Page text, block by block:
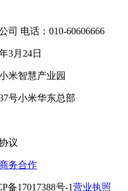
司 电话：010-60606666
3月24日
米智慧产业园
号小米华东总部
议
务合作
备17017388号-1营业执照